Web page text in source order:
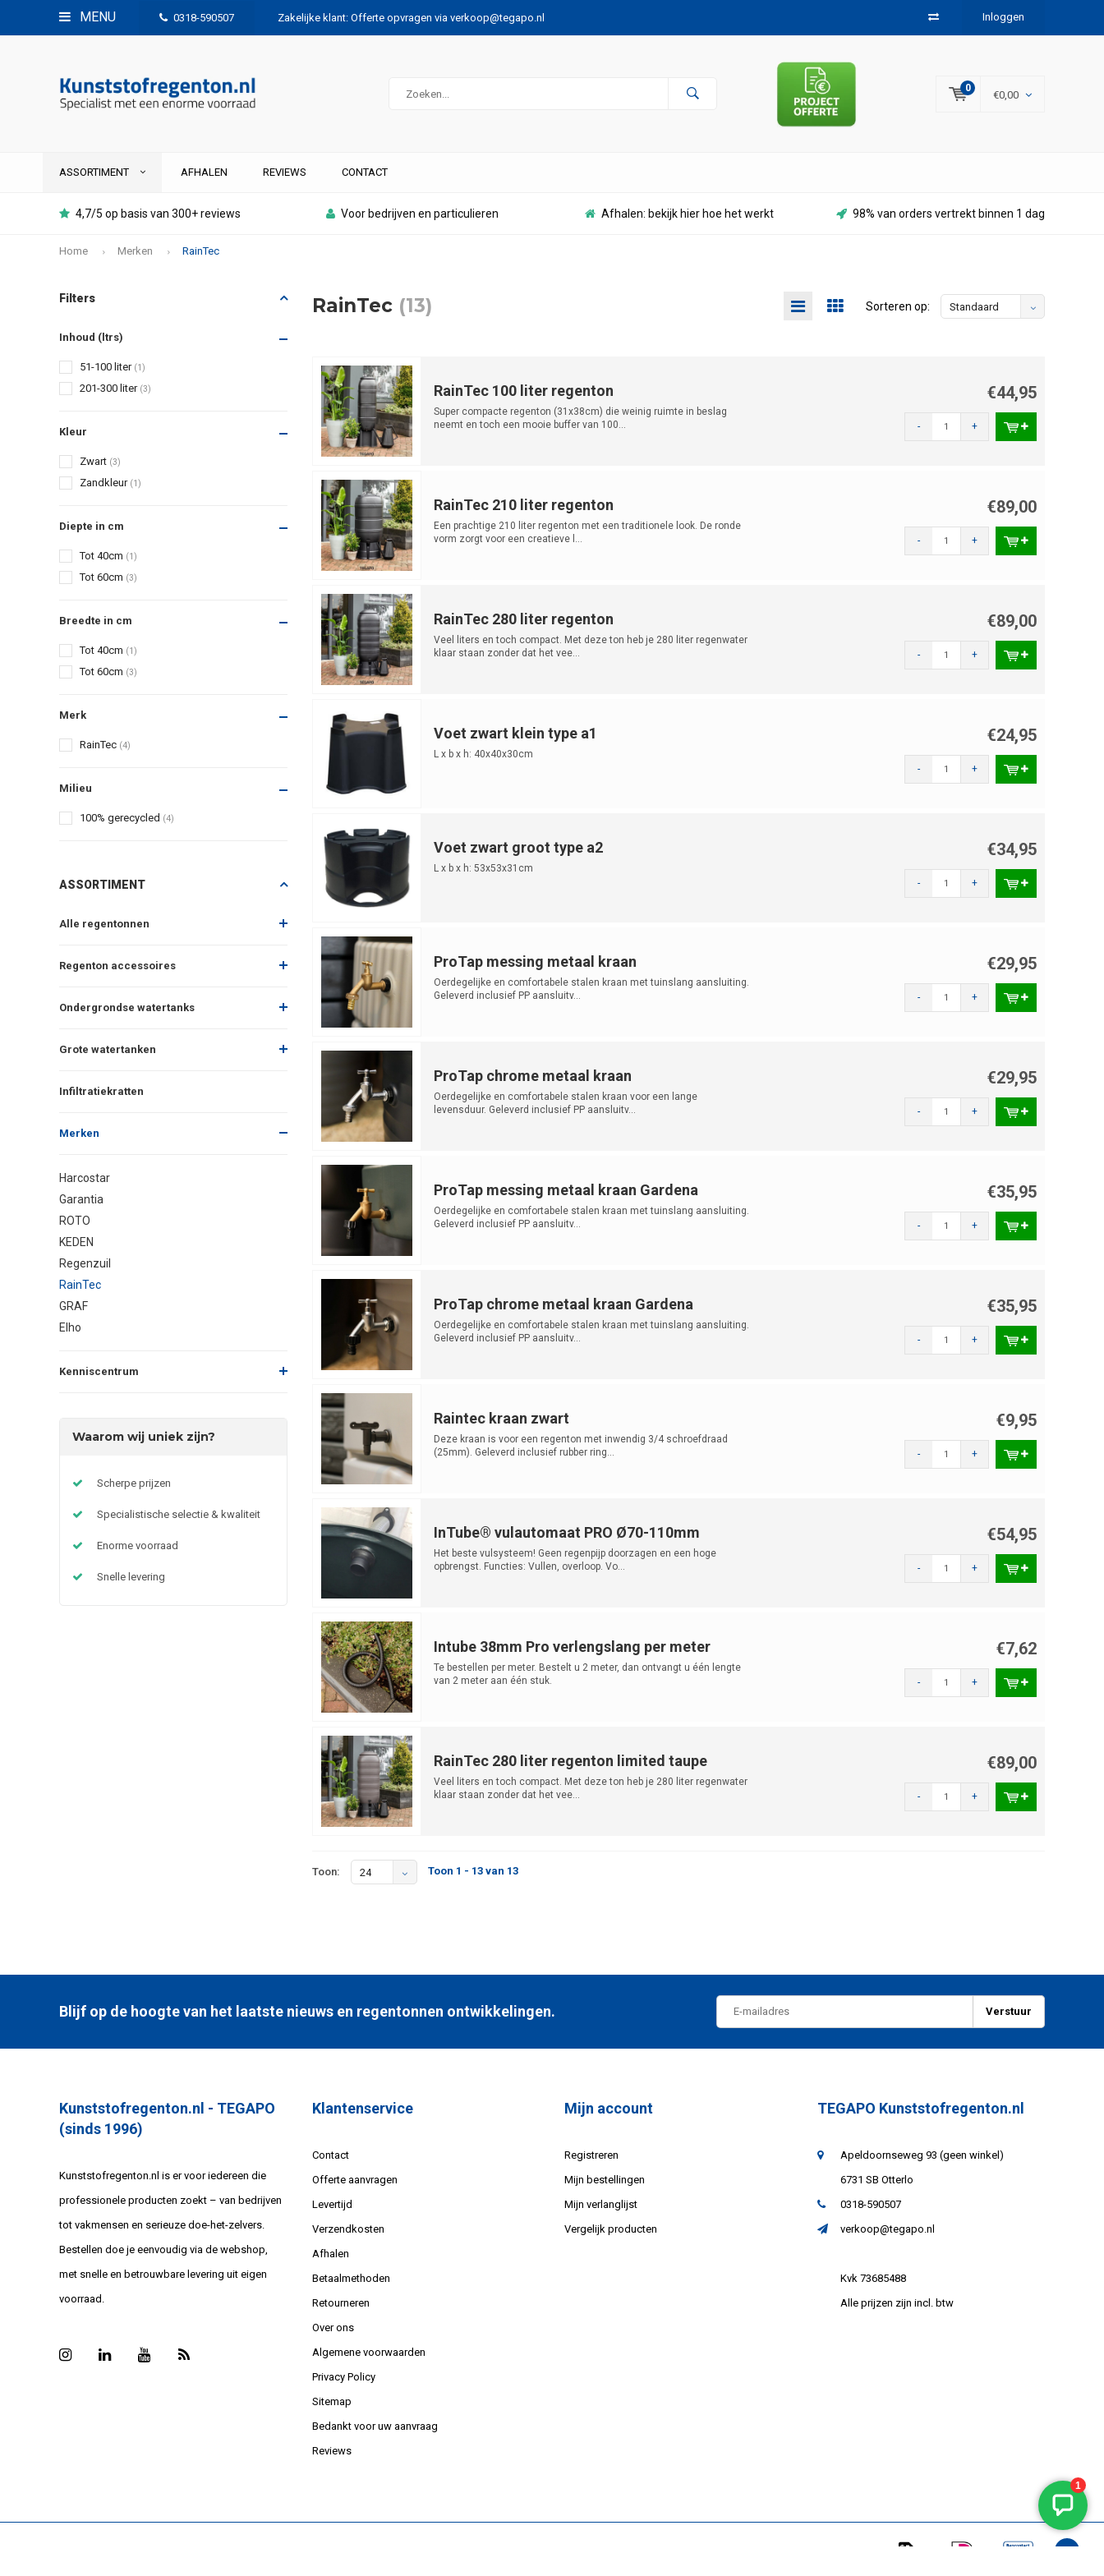
MENU 0318-590507 Zakelijke klant: Offerte opvragen via verkoop@tegapo.nl Inloggen
0
€0,00
ASSORTIMENT AFHALEN REVIEWS CONTACT
4,7/5 op basis van 300+ reviews Voor bedrijven en particulieren Afhalen: bekijk hier hoe het werkt 98% van orders vertrekt binnen 1 dag
Home Merken RainTec
Filters
Inhoud (ltrs)
51-100 liter (1)
201-300 liter (3)
Kleur
Zwart (3)
Zandkleur (1)
Diepte in cm
Tot 40cm (1)
Tot 60cm (3)
Breedte in cm
Tot 40cm (1)
Tot 60cm (3)
Merk
RainTec (4)
Milieu
100% gerecycled (4)
ASSORTIMENT
Alle regentonnen
Regenton accessoires
Ondergrondse watertanks
Grote watertanken
Infiltratiekratten
Merken
Harcostar
Garantia
ROTO
KEDEN
Regenzuil
RainTec
GRAF
Elho
Kenniscentrum
Waarom wij uniek zijn?
Scherpe prijzen
Specialistische selectie & kwaliteit
Enorme voorraad
Snelle levering
RainTec (13) Sorteren op: Standaard
RainTec 100 liter regenton
Super compacte regenton (31x38cm) die weinig ruimte in beslag
neemt en toch een mooie buffer van 100...
€44,95
- +
RainTec 210 liter regenton
Een prachtige 210 liter regenton met een traditionele look. De ronde
vorm zorgt voor een creatieve l...
€89,00
- +
RainTec 280 liter regenton
Veel liters en toch compact. Met deze ton heb je 280 liter regenwater
klaar staan zonder dat het vee...
€89,00
- +
Voet zwart klein type a1
L x b x h: 40x40x30cm
€24,95
- +
Voet zwart groot type a2
L x b x h: 53x53x31cm
€34,95
- +
ProTap messing metaal kraan
Oerdegelijke en comfortabele stalen kraan met tuinslang aansluiting.
Geleverd inclusief PP aansluitv...
€29,95
- +
ProTap chrome metaal kraan
Oerdegelijke en comfortabele stalen kraan voor een lange
levensduur. Geleverd inclusief PP aansluitv...
€29,95
- +
ProTap messing metaal kraan Gardena
Oerdegelijke en comfortabele stalen kraan met tuinslang aansluiting.
Geleverd inclusief PP aansluitv...
€35,95
- +
ProTap chrome metaal kraan Gardena
Oerdegelijke en comfortabele stalen kraan met tuinslang aansluiting.
Geleverd inclusief PP aansluitv...
€35,95
- +
Raintec kraan zwart
Deze kraan is voor een regenton met inwendig 3/4 schroefdraad
(25mm). Geleverd inclusief rubber ring...
€9,95
- +
InTube® vulautomaat PRO Ø70-110mm
Het beste vulsysteem! Geen regenpijp doorzagen en een hoge
opbrengst. Functies: Vullen, overloop. Vo...
€54,95
- +
Intube 38mm Pro verlengslang per meter
Te bestellen per meter. Bestelt u 2 meter, dan ontvangt u één lengte
van 2 meter aan één stuk.
€7,62
- +
RainTec 280 liter regenton limited taupe
Veel liters en toch compact. Met deze ton heb je 280 liter regenwater
klaar staan zonder dat het vee...
€89,00
- +
Toon: 24 Toon 1 - 13 van 13
Blijf op de hoogte van het laatste nieuws en regentonnen ontwikkelingen. Verstuur
Kunststofregenton.nl - TEGAPO
(sinds 1996)
Kunststofregenton.nl is er voor iedereen die
professionele producten zoekt – van bedrijven
tot vakmensen en serieuze doe-het-zelvers.
Bestellen doe je eenvoudig via de webshop,
met snelle en betrouwbare levering uit eigen
voorraad.
Klantenservice
Contact
Offerte aanvragen
Levertijd
Verzendkosten
Afhalen
Betaalmethoden
Retourneren
Over ons
Algemene voorwaarden
Privacy Policy
Sitemap
Bedankt voor uw aanvraag
Reviews
Mijn account
Registreren
Mijn bestellingen
Mijn verlanglijst
Vergelijk producten
TEGAPO Kunststofregenton.nl
Apeldoornseweg 93 (geen winkel)
6731 SB Otterlo
0318-590507
verkoop@tegapo.nl
Kvk 73685488
Alle prijzen zijn incl. btw